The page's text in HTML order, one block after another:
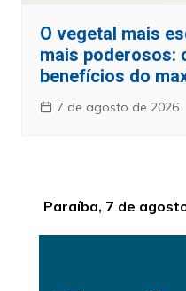
O vegetal mais
mais poderosos:
benefícios do
7 de agosto de 2026
Paraíba, 7 de